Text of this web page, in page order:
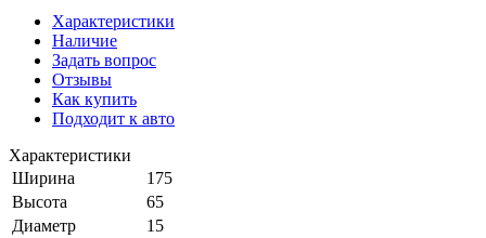
Характеристики
Наличие
Задать вопрос
Отзывы
Как купить
Подходит к авто
Характеристики
Ширина
175
Высота
65
Диаметр
15